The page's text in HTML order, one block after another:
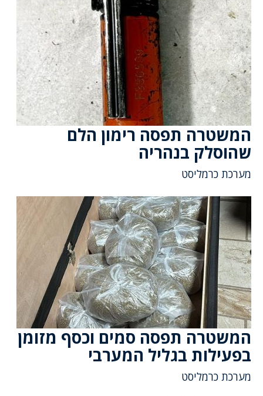
המשטרה תפסה רימון הלם
שהוסלק בנהריה
מערכת כרמליסט
המשטרה תפסה סמים וכסף מזומן
בפעילות בגליל המערבי
מערכת כרמליסט